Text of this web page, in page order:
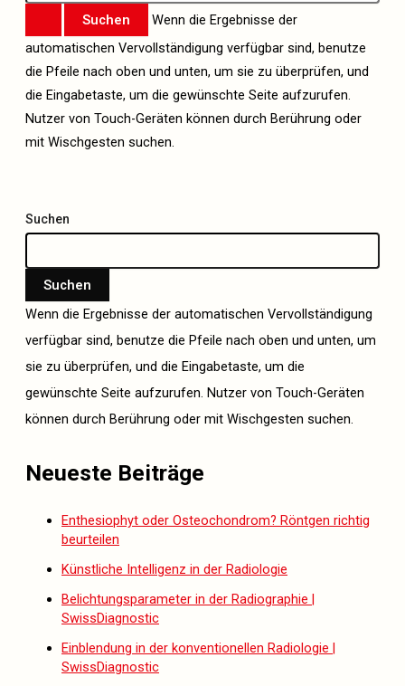
Wenn die Ergebnisse der
automatischen Vervollständigung verfügbar sind, benutze
die Pfeile nach oben und unten, um sie zu überprüfen, und
die Eingabetaste, um die gewünschte Seite aufzurufen.
Nutzer von Touch-Geräten können durch Berührung oder
mit Wischgesten suchen.
Suchen
Suchen
Wenn die Ergebnisse der automatischen Vervollständigung
verfügbar sind, benutze die Pfeile nach oben und unten, um
sie zu überprüfen, und die Eingabetaste, um die
gewünschte Seite aufzurufen. Nutzer von Touch-Geräten
können durch Berührung oder mit Wischgesten suchen.
Neueste Beiträge
Enthesiophyt oder Osteochondrom? Röntgen richtig
beurteilen
Künstliche Intelligenz in der Radiologie
Belichtungsparameter in der Radiographie |
SwissDiagnostic
Einblendung in der konventionellen Radiologie |
SwissDiagnostic